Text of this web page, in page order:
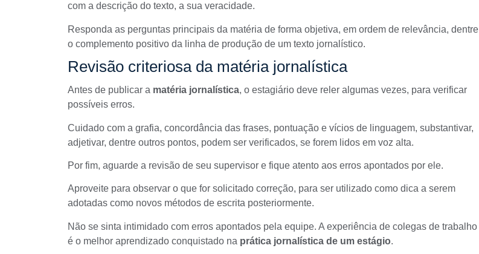
com a descrição do texto, a sua veracidade.
Responda as perguntas principais da matéria de forma objetiva, em ordem de relevância, dentre
o complemento positivo da linha de produção de um texto jornalístico.
Revisão criteriosa da matéria jornalística
Antes de publicar a matéria jornalística, o estagiário deve reler algumas vezes, para verificar
possíveis erros.
Cuidado com a grafia, concordância das frases, pontuação e vícios de linguagem, substantivar,
adjetivar, dentre outros pontos, podem ser verificados, se forem lidos em voz alta.
Por fim, aguarde a revisão de seu supervisor e fique atento aos erros apontados por ele.
Aproveite para observar o que for solicitado correção, para ser utilizado como dica a serem
adotadas como novos métodos de escrita posteriormente.
Não se sinta intimidado com erros apontados pela equipe. A experiência de colegas de trabalho
é o melhor aprendizado conquistado na prática jornalística de um estágio.